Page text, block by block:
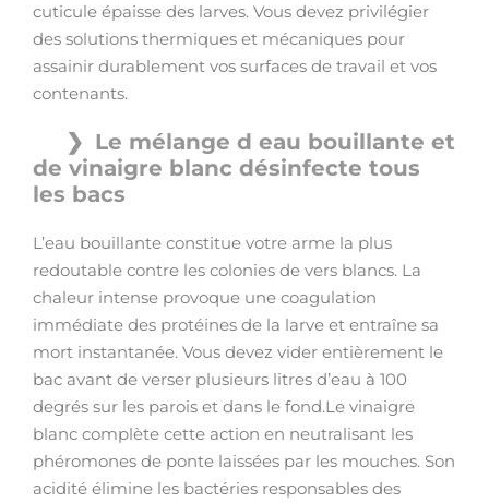
cuticule épaisse des larves. Vous devez privilégier
des solutions thermiques et mécaniques pour
assainir durablement vos surfaces de travail et vos
contenants.
Le mélange d eau bouillante et
de vinaigre blanc désinfecte tous
les bacs
L’eau bouillante constitue votre arme la plus
redoutable contre les colonies de vers blancs. La
chaleur intense provoque une coagulation
immédiate des protéines de la larve et entraîne sa
mort instantanée. Vous devez vider entièrement le
bac avant de verser plusieurs litres d’eau à 100
degrés sur les parois et dans le fond.Le vinaigre
blanc complète cette action en neutralisant les
phéromones de ponte laissées par les mouches. Son
acidité élimine les bactéries responsables des